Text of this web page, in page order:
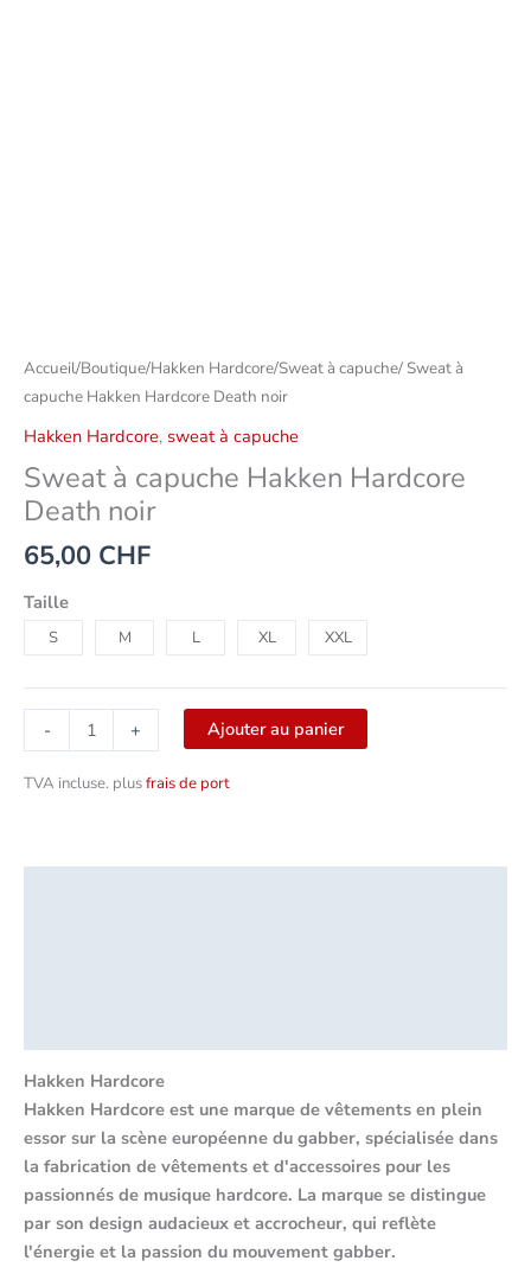
Accueil/Boutique/Hakken Hardcore/Sweat à capuche/ Sweat à
capuche Hakken Hardcore Death noir
Hakken Hardcore, sweat à capuche
Sweat à capuche Hakken Hardcore
Death noir
65,00 CHF
Taille
S M L XL XXL
- + Ajouter au panier
TVA incluse. plusfrais de port
Hakken Hardcore
Hakken Hardcore est une marque de vêtements en plein
essor sur la scène européenne du gabber, spécialisée dans
la fabrication de vêtements et d'accessoires pour les
passionnés de musique hardcore. La marque se distingue
par son design audacieux et accrocheur, qui reflète
l'énergie et la passion du mouvement gabber.